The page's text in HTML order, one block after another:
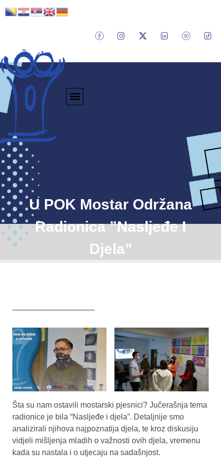
U POK Mostar Održana
Radionica ”Nasljeđe I
Djela”
Šta su nam ostavili mostarski pjesnici? Jučerašnja tema
radionice je bila “Nasljeđe i djela”. Detaljnije smo
analizirali njihova najpoznatija djela, te kroz diskusiju
vidjeli mišljenja mladih o važnosti ovih djela, vremenu
kada su nastala i o utjecaju na sadašnjost.